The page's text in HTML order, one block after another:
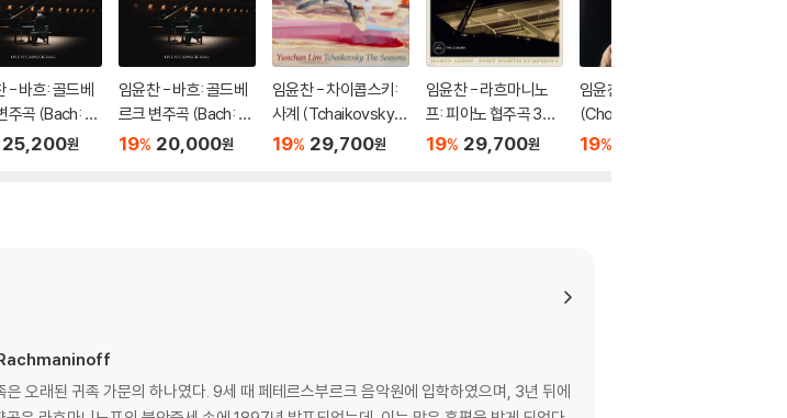
- 바흐: 골드베
주곡 (Bach: G
Variations)
25,200원
임윤찬 - 바흐: 골드베
르크 변주곡 (Bach: G
oldberg Variations)
19% 20,000원
임윤찬 - 차이콥스키:
사계 (Tchaikovsky:
The Seasons, Op. 3
19% 29,700원
임윤찬 - 라흐마니노
프: 피아노 협주곡 3번
[반 클라이번 콩쿠르 실
19% 29,700원
임윤찬 - 쇼팽: 에튀드
(Chopin: Etudes) [고
음질 MQA-CD]
19%
Rachmaninoff
오래된 귀족 가문의 하나였다. 9세 때 페테르스부르크 음악원에 입학하였으며, 3년 뒤에